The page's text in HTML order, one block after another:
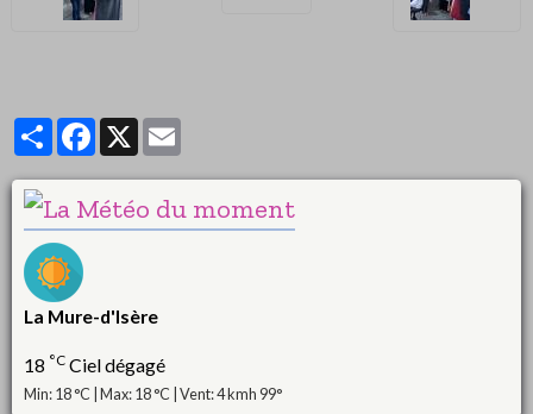
PartagerFacebook
X
La Mure-d'Isère
18 °C Ciel dégagé
Min: 18 °C | Max: 18 °C | Vent: 4 kmh 99°